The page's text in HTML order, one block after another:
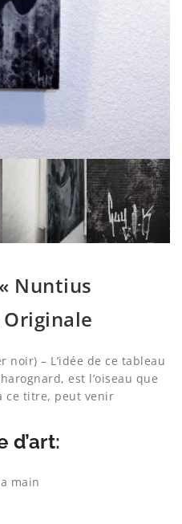
Nuntius
noir) – L’idée de ce tableau
est l’oiseau que
ce titre, peut venir
d’art:
main